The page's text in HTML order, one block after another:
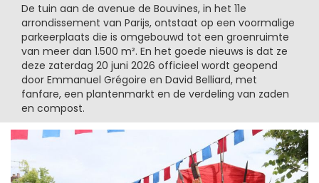
De tuin aan de avenue de Bouvines, in het 11e
arrondissement van Parijs, ontstaat op een voormalige
parkeerplaats die is omgebouwd tot een groenruimte
van meer dan 1.500 m². En het goede nieuws is dat ze
deze zaterdag 20 juni 2026 officieel wordt geopend
door Emmanuel Grégoire en David Belliard, met
fanfare, een plantenmarkt en de verdeling van zaden
en compost.